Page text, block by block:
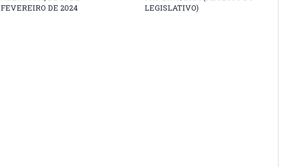
FEVEREIRO DE 2024
LEGISLATIVO)